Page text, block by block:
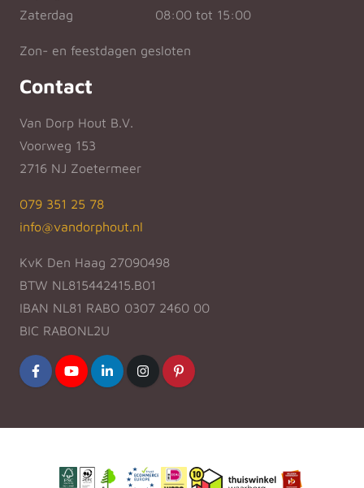
Zaterdag
08:00 tot 15:00
Zon- en feestdagen gesloten
Contact
Van Dorp Hout B.V.
Voorweg 153
2716 NJ Zoetermeer
079 351 25 78
info@vandorphout.nl
KvK Den Haag 27090498
BTW NL815442415.B01
IBAN NL81 RABO 0307 2460 00
BIC RABONL2U